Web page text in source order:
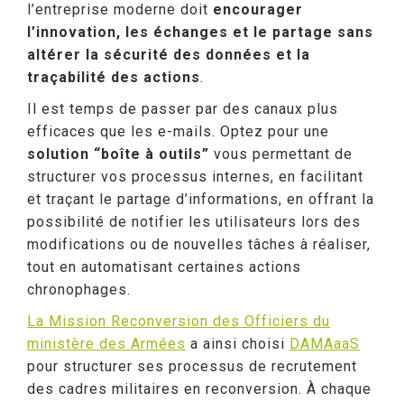
l’entreprise moderne doit encourager
l’innovation, les échanges et le partage sans
altérer la sécurité des données et la
traçabilité des actions.
Il est temps de passer par des canaux plus
efficaces que les e-mails. Optez pour une
solution “boîte à outils” vous permettant de
structurer vos processus internes, en facilitant
et traçant le partage d’informations, en offrant la
possibilité de notifier les utilisateurs lors des
modifications ou de nouvelles tâches à réaliser,
tout en automatisant certaines actions
chronophages.
La Mission Reconversion des Officiers du
ministère des Armées a ainsi choisi DAMAaaS
pour structurer ses processus de recrutement
des cadres militaires en reconversion. À chaque